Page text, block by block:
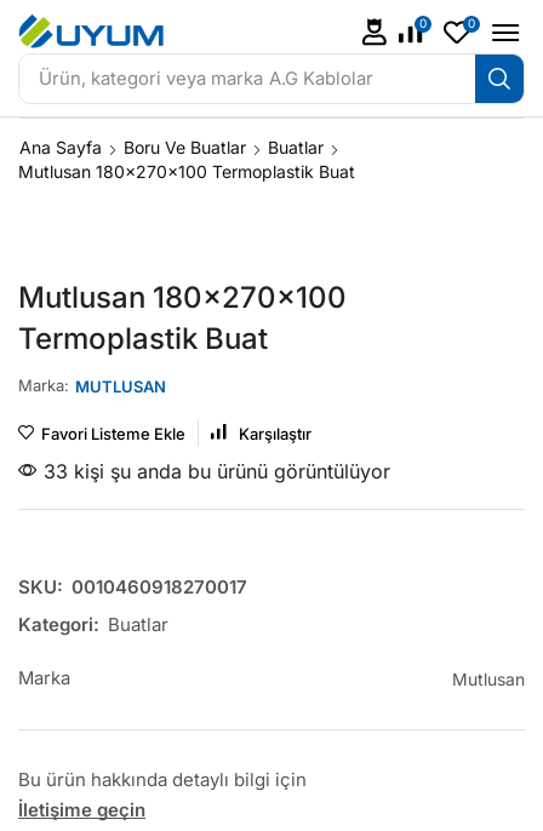
Ürün, kategori veya marka A.G Kablolar
0 0
Ana Sayfa Boru Ve Buatlar
Buatlar
Mutlusan 180x270x100 Termoplastik Buat
Mutlusan 180x270x100
Termoplastik Buat
Marka: MUTLUSAN
Favori Listeme Ekle Karşılaştır
33 kişi şu anda bu ürünü görüntülüyor
SKU: 0010460918270017
Kategori: Buatlar
Marka Mutlusan
Bu ürün hakkında detaylı bilgi için
İletişime geçin